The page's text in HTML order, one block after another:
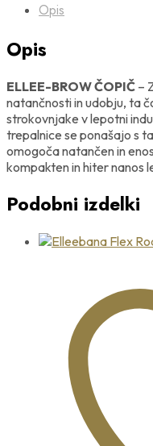
Opis
Opis
ELLEE-BROW ČOPIČ –
natančnosti in udobju, ta
strokovnjake v lepotni
trepalnice se ponašajo s
omogoča natančen in
kompakten in hiter nanos
Podobni izdelki